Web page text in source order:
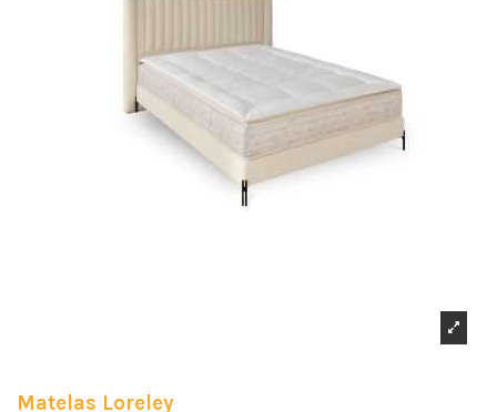
Matelas Loreley